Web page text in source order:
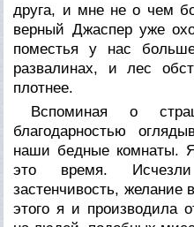
друга, и мне не о чем
верный Джаспер уже
поместья у нас
развалинах, и лес
плотнее.
Вспоминая о
благодарностью
наши бедные комнаты.
это время. Исчезли
застенчивость, желание
этого я и производила